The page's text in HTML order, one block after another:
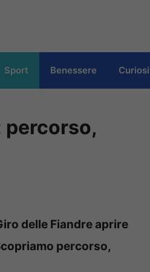
Sport Benessere
percorso,
delle Fiandre aprire
percorso,